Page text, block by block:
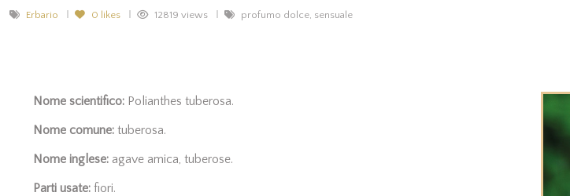
Erbario 0 likes 12819 views profumo dolce, sensuale
Nome scientifico: Polianthes tuberosa.
Nome comune: tuberosa.
Nome inglese: agave amica, tuberose.
Parti usate: fiori.